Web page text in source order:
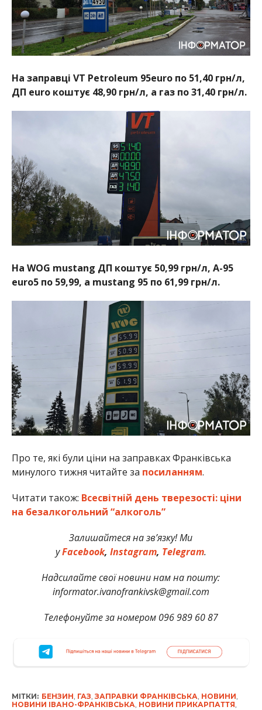
На заправці VT Petroleum 95euro по 51,40 грн/л,
ДП euro коштує 48,90 грн/л, а газ по 31,40 грн/л.
На WOG mustang ДП коштує 50,99 грн/л, А-95
euro5 по 59,99, а mustang 95 по 61,99 грн/л.
Про те, які були ціни на заправках Франківська
минулого тижня читайте за посиланням.
Читати також: Всесвітній день тверезості: ціни
на безалкогольний “алкоголь”
Залишайтеся на зв’язку! Ми
уFacebook, Instagram, Telegram.
Надсилайте свої новини нам на пошту:
informator.ivanofrankivsk@gmail.com
Телефонуйте за номером 096 989 60 87
МІТКИ: БЕНЗИН, ГАЗ, ЗАПРАВКИ ФРАНКІВСЬКА, НОВИНИ,
НОВИНИ ІВАНО-ФРАНКІВСЬКА, НОВИНИ ПРИКАРПАТТЯ,